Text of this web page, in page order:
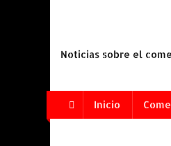
Noticias sobre el
Inicio